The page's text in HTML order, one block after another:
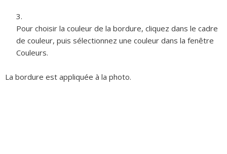
Pour choisir la couleur de la bordure, cliquez dans le cadre
de couleur, puis sélectionnez une couleur dans la fenêtre
Couleurs.
La bordure est appliquée à la photo.